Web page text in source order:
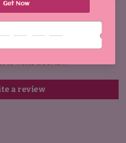
Reviews
to write a review
a review